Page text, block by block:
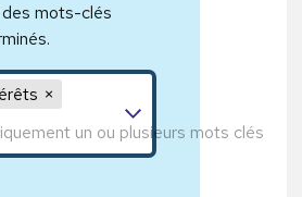
mots-clés
1,Mot clé 2,Mot clé 3